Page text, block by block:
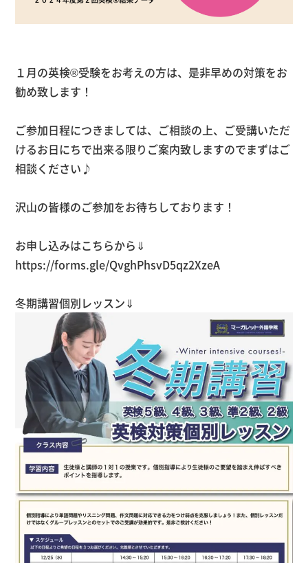
１月の英検®受験をお考えの方は、是非早めの対策をお
勧め致します！
ご参加日程につきましては、ご相談の上、ご受講いただ
けるお日にちで出来る限りご案内致しますのでまずはご
相談ください♪
沢山の皆様のご参加をお待ちしております！
お申し込みはこちらから⇓
https://forms.gle/QvghPhsvD5qz2XzeA
冬期講習個別レッスン⇓